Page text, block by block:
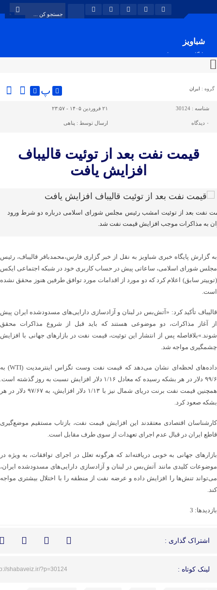
شباویز
پایگاه خبری شباویز
گروه : ایران پ
شناسه : 30124 ۲۱ فروردین ۱۴۰۵ - ۲۳:۵۷
۰ دیدگاه ارسال توسط : پناهی
قیمت نفت بعد از توئیت قالیباف
افزایش یافت
نفت بعد از توئیت امشب رئیس مجلس شورای اسلامی درباره دو شرط ورود
به مذاکرات موجب افزایش قیمت نفت شد.
به گزارش پایگاه خبری شباویز به نقل از خبر گزاری فارس،محمدباقر قالیباف، رئیس
مجلس شورای اسلامی، ساعاتی پیش در حساب کاربری خود در شبکه اجتماعی ایکس
(توییتر سابق) اعلام کرد که دو مورد از اقدامات مورد توافق طرفین هنوز محقق نشده
است.
قالیباف تأکید کرد: «آتش‌بس در لبنان و آزادسازی دارایی‌های مسدودشده ایران پیش
از آغاز مذاکرات، دو موضوعی هستند که باید قبل از شروع مذاکرات محقق
شوند.»بلافاصله پس از انتشار این توئیت، قیمت نفت در بازارهای جهانی با افزایش
چشمگیری مواجه شد.
داده‌های لحظه‌ای نشان می‌دهد که قیمت نفت وست تگزاس اینترمدیت (WTI) به
۹۹/۶ دلار در هر بشکه رسیده که معادل ۱/۱۶ دلار افزایش نسبت به روز گذشته است.
همچنین قیمت نفت برنت دریای شمال نیز با ۱/۱۳ دلار افزایش، به ۹۷/۶۷ دلار در هر
بشکه صعود کرد.
کارشناسان اقتصادی معتقدند این افزایش قیمت نفت، بازتاب مستقیم موضع‌گیری
قاطع ایران در قبال عدم اجرای تعهدات از سوی طرف مقابل است.
بازارهای جهانی به خوبی دریافته‌اند که هرگونه تعلل در اجرای توافقات، به ویژه در
موضوعات کلیدی مانند آتش‌بس در لبنان و آزادسازی دارایی‌های مسدودشده ایران،
می‌تواند تنش‌ها را افزایش داده و عرضه نفت از منطقه را با اختلال بیشتری مواجه
کند.
بازدیدها: 3
اشتراک گذاری :
لینک کوتاه : shabaveiz.ir/?p=30124